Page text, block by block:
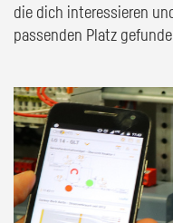
die dich interessieren
passenden Platz